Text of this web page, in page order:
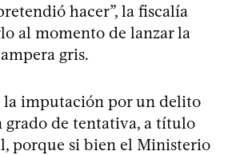
hacer”, la fiscalía
al momento de lanzar la
gris.
la imputación por un delito
grado de tentativa, a título
porque si bien el Ministerio